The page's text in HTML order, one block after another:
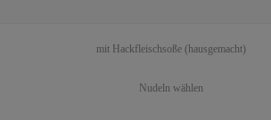
mit Hackfleischsoße (hausgemacht)
Nudeln wählen